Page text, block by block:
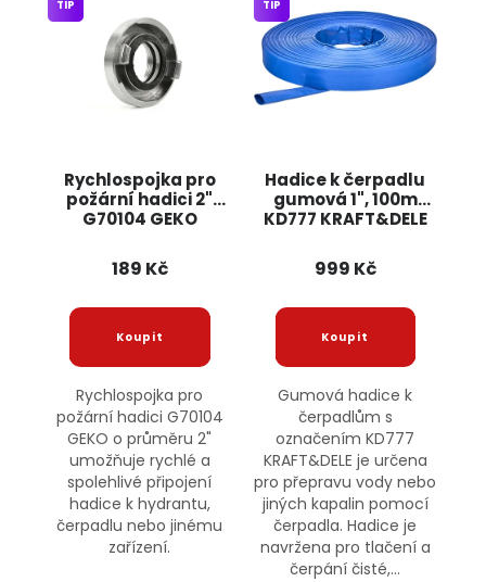
Rychlospojka pro
požární hadici 2"
G70104 GEKO
TIP
189 Kč
Rychlospojka pro
požární hadici G70104
GEKO o průměru 2"
umožňuje rychlé a
spolehlivé připojení
hadice k hydrantu,
čerpadlu nebo jinému
zařízení.
Hadice k čerpadlu
gumová 1", 100m
KD777 KRAFT&DELE
TIP
999 Kč
Gumová hadice k
čerpadlům s
označením KD777
KRAFT&DELE je určena
pro přepravu vody nebo
jiných kapalin pomocí
čerpadla. Hadice je
navržena pro tlačení a
čerpání čisté,...